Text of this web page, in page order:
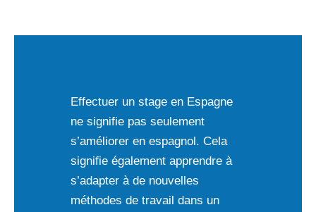
Effectuer un stage en Espagne
ne signifie pas seulement
s’améliorer en espagnol. Cela
signifie également apprendre à
s’adapter à de nouvelles
méthodes de travail dans un